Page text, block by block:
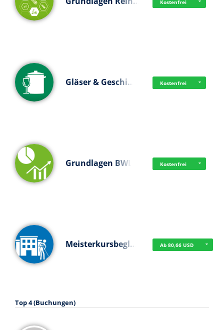
Kostenfrei
Gläser & Geschi… Kostenfrei
Grundlagen BWL Kostenfrei
Meisterkursbegl… Ab 80,66 USD
Top 4 (Buchungen)